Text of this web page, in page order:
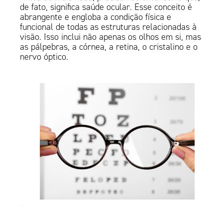
de fato, significa saúde ocular. Esse conceito é
abrangente e engloba a condição física e
funcional de todas as estruturas relacionadas à
visão. Isso inclui não apenas os olhos em si, mas
as pálpebras, a córnea, a retina, o cristalino e o
nervo óptico.